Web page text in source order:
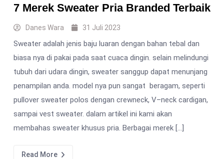
7 Merek Sweater Pria Branded Terbaik
Danes Wara 31 Juli 2023
Sweater adalah jenis baju luaran dengan bahan tebal dan
biasa nya di pakai pada saat cuaca dingin. selain melindungi
tubuh dari udara dingin, sweater sanggup dapat menunjang
penampilan anda. model nya pun sangat beragam, seperti
pullover sweater polos dengan crewneck, V–neck cardigan,
sampai vest sweater. dalam artikel ini kami akan
membahas sweater khusus pria. Berbagai merek […]
Read More